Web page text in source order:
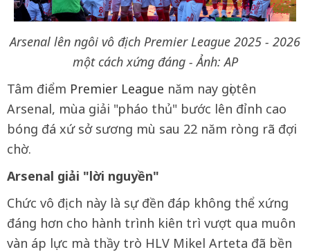
Arsenal lên ngôi vô địch Premier League 2025 - 2026
một cách xứng đáng - Ảnh: AP
Tâm điểm Premier League năm nay gọi tên
Arsenal, mùa giải "pháo thủ" bước lên đỉnh cao
bóng đá xứ sở sương mù sau 22 năm ròng rã đợi
chờ.
Arsenal giải "lời nguyền"
Chức vô địch này là sự đền đáp không thể xứng
đáng hơn cho hành trình kiên trì vượt qua muôn
vàn áp lực mà thầy trò HLV Mikel Arteta đã bền